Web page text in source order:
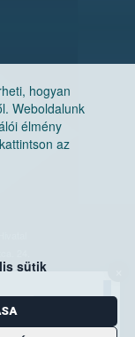
hogyan
Weboldalunk
élmény
az
sütik
30.